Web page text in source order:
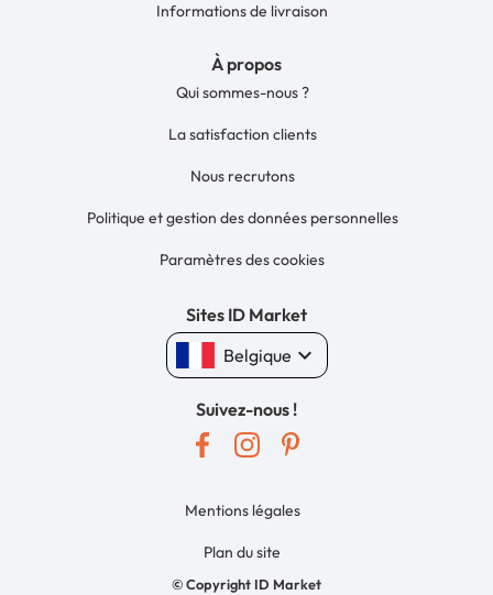
Informations de livraison
À propos
Qui sommes-nous ?
La satisfaction clients
Nous recrutons
Politique et gestion des données personnelles
Paramètres des cookies
Sites ID Market
Belgique keyboard_arrow_down
Suivez-nous !
© Copyright ID Market
Mentions légales
Plan du site